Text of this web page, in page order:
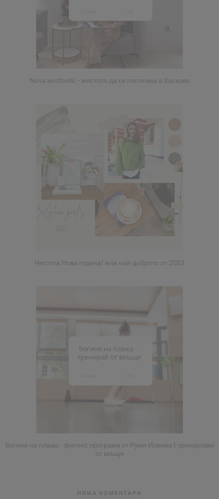
Nova aesthetic - мястото да се поглезиш в Хасково
Честита Нова година! или най-доброто от 2023
Богиня на плажа - фитнес програма от Руми Илиева | тренировки
от вкъщи
НЯМА КОМЕНТАРИ